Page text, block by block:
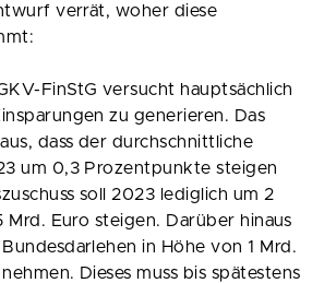
verrät, woher diese
FinStG versucht hauptsächlich
zu generieren. Das
dass der durchschnittliche
um 0,3 Prozentpunkte steigen
soll 2023 lediglich um 2
Mrd. Euro steigen. Darüber hinaus
in Höhe von 1 Mrd.
Dieses muss bis spätestens